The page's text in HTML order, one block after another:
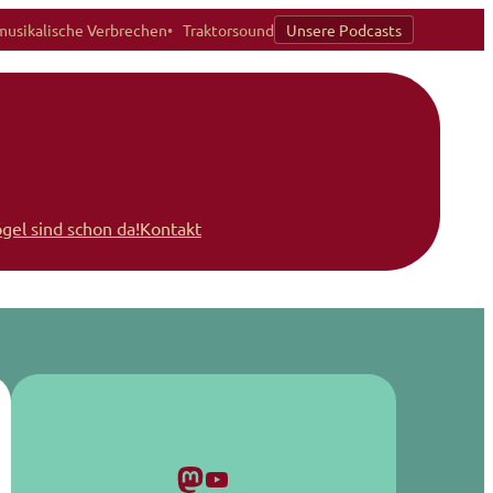
Verbrechen Traktorsound Unsere Podcasts
sind schon da!Kontakt
Mastodon YouTube